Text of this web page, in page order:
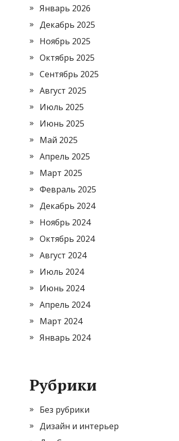
Январь 2026
Декабрь 2025
Ноябрь 2025
Октябрь 2025
Сентябрь 2025
Август 2025
Июль 2025
Июнь 2025
Май 2025
Апрель 2025
Март 2025
Февраль 2025
Декабрь 2024
Ноябрь 2024
Октябрь 2024
Август 2024
Июль 2024
Июнь 2024
Апрель 2024
Март 2024
Январь 2024
Рубрики
Без рубрики
Дизайн и интерьер